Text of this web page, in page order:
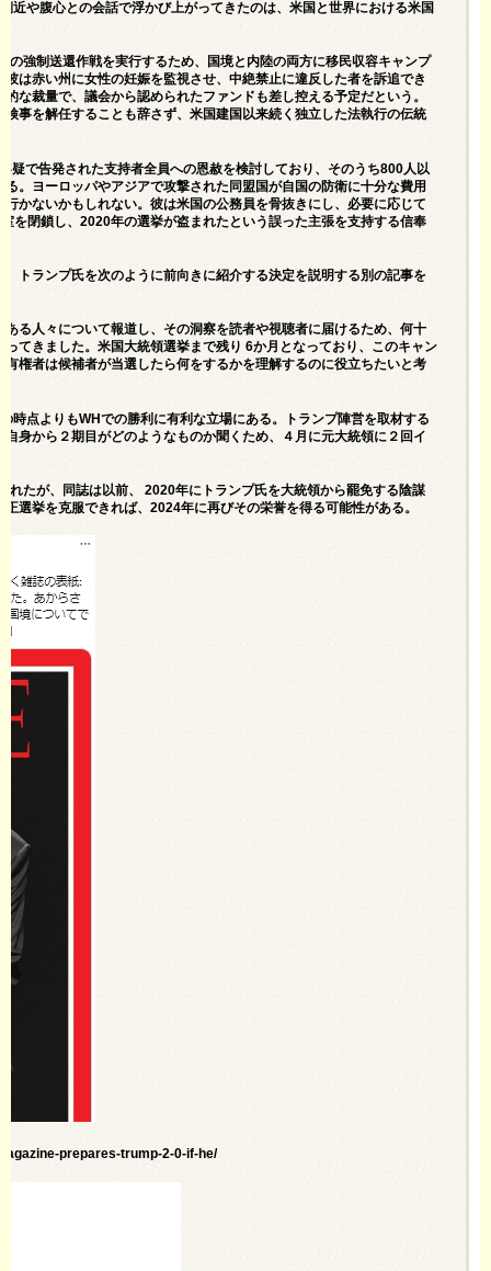
近や腹心との会話で浮かび上がってきたのは、米国と世界における米国
強制送還作戦を実行するため、国境と内陸の両方に移民収容キャンプ
は赤い州に女性の妊娠を監視させ、中絶禁止に違反した者を訴追でき
な裁量で、議会から認められたファンドも差し控える予定だという。
事を解任することも辞さず、米国建国以来続く独立した法執行の伝統
疑で告発された支持者全員への恩赦を検討しており、そのうち800人以
。ヨーロッパやアジアで攻撃された同盟国が自国の防衛に十分な費用
かないかもしれない。彼は米国の公務員を骨抜きにし、必要に応じて
を閉鎖し、2020年の選挙が盗まれたという誤った主張を支持する信奉
トランプ氏を次のように前向きに紹介する決定を説明する別の記事を
る人々について報道し、その洞察を読者や視聴者に届けるため、何十
てきました。米国大統領選挙まで残り 6か月となっており、このキャン
権者は候補者が当選したら何をするかを理解するのに役立ちたいと考
時点よりもWHでの勝利に有利な立場にある。トランプ陣営を取材する
身から２期目がどのようなものか聞くため、４月に元大統領に２回イ
れたが、同誌は以前、 2020年にトランプ氏を大統領から罷免する陰謀
選挙を克服できれば、2024年に再びその栄誉を得る可能性がある。
prepares-trump-2-0-if-he/